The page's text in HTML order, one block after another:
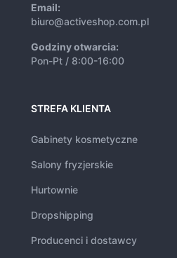
Email:
biuro@activeshop.com.pl
Godziny otwarcia:
Pon-Pt / 8:00-16:00
STREFA KLIENTA
Gabinety kosmetyczne
Salony fryzjerskie
Hurtownie
Dropshipping
Producenci i dostawcy